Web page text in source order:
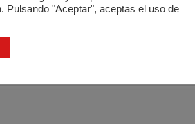
Pulsando "Aceptar", aceptas el uso de